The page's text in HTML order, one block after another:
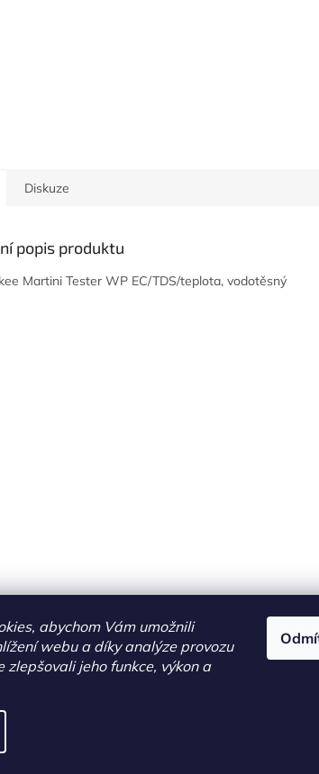
abychom Vám umožnili
webu a díky analýze provozu
zlepšovali jeho funkce, výkon a
Diskuze
popis produktu
Martini Tester WP EC/TDS/teplota, vodotěsný